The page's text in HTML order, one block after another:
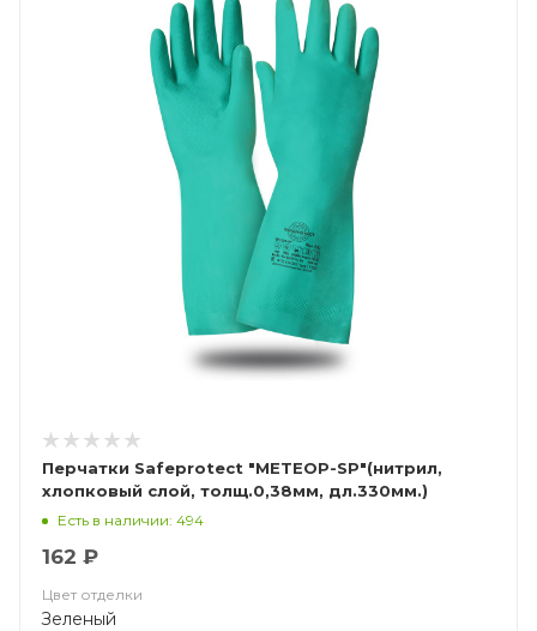
Перчатки Safeprotect "МЕТЕОР-SP"(нитрил,
хлопковый слой, толщ.0,38мм, дл.330мм.)
Есть в наличии: 494
162 ₽
Цвет отделки
Зеленый